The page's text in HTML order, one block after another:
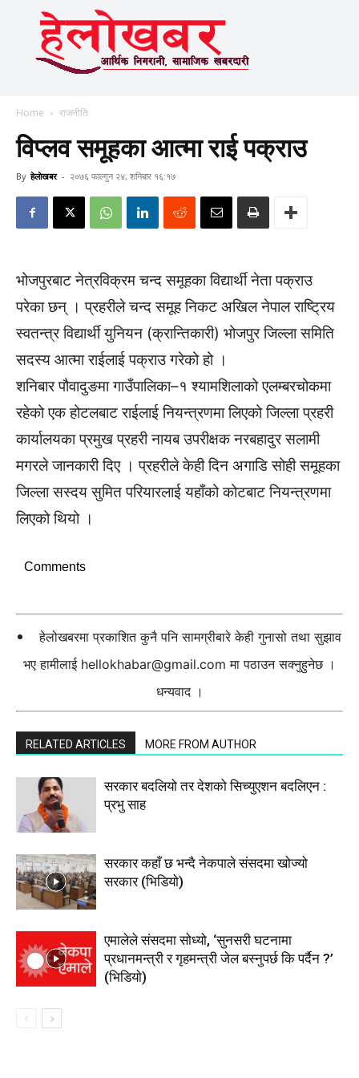
Home राजनीति
विप्लव समूहका आत्मा राई पक्राउ
By हेलाेखबर - २०७६ फाल्गुन २४, शनिबार १६:१७
भोजपुरबाट नेत्रविक्रम चन्द समूहका विद्यार्थी नेता पक्राउ
परेका छन् । प्रहरीले चन्द समूह निकट अखिल नेपाल राष्ट्रिय
स्वतन्त्र विद्यार्थी युनियन (क्रान्तिकारी) भोजपुर जिल्ला समिति
सदस्य आत्मा राईलाई पक्राउ गरेको हो ।
शनिबार पौवादुङमा गाउँपालिका–१ श्यामशिलाको एलम्बरचोकमा
रहेको एक होटलबाट राईलाई नियन्त्रणमा लिएको जिल्ला प्रहरी
कार्यालयका प्रमुख प्रहरी नायब उपरीक्षक नरबहादुर सलामी
मगरले जानकारी दिए । प्रहरीले केही दिन अगाडि सोही समूहका
जिल्ला सस्दय सुमित परियारलाई यहाँको कोटबाट नियन्त्रणमा
लिएको थियो ।
Comments
हेलोखबरमा प्रकाशित कुनै पनि सामग्रीबारे केही गुनासो तथा सुझाव
भए हामीलाई hellokhabar@gmail.com मा पठाउन सक्नुहुनेछ ।
धन्यवाद ।
RELATED ARTICLES MORE FROM AUTHOR
सरकार बदलियो तर देशको सिच्युएशन बदलिएन :
प्रभु साह
सरकार कहाँ छ भन्दै नेकपाले संसदमा खोज्यो
सरकार (भिडियाे)
एमालेले संसदमा सोध्यो, ‘सुनसरी घटनामा
प्रधानमन्त्री र गृहमन्त्री जेल बस्नुपर्छ कि पर्दैन ?’
(भिडियाे)